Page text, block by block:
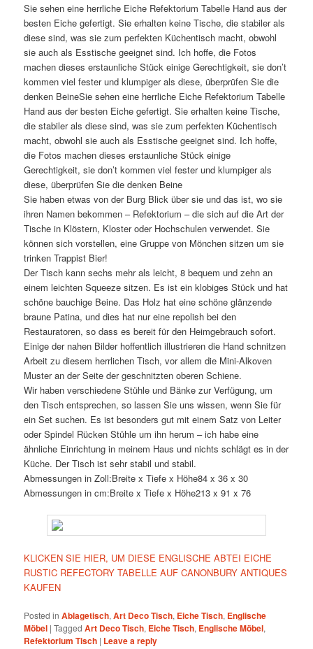
Sie sehen eine herrliche Eiche Refektorium Tabelle Hand aus der
besten Eiche gefertigt. Sie erhalten keine Tische, die stabiler als
diese sind, was sie zum perfekten Küchentisch macht, obwohl
sie auch als Esstische geeignet sind. Ich hoffe, die Fotos
machen dieses erstaunliche Stück einige Gerechtigkeit, sie don’t
kommen viel fester und klumpiger als diese, überprüfen Sie die
denken BeineSie sehen eine herrliche Eiche Refektorium Tabelle
Hand aus der besten Eiche gefertigt. Sie erhalten keine Tische,
die stabiler als diese sind, was sie zum perfekten Küchentisch
macht, obwohl sie auch als Esstische geeignet sind. Ich hoffe,
die Fotos machen dieses erstaunliche Stück einige
Gerechtigkeit, sie don’t kommen viel fester und klumpiger als
diese, überprüfen Sie die denken Beine
Sie haben etwas von der Burg Blick über sie und das ist, wo sie
ihren Namen bekommen – Refektorium – die sich auf die Art der
Tische in Klöstern, Kloster oder Hochschulen verwendet. Sie
können sich vorstellen, eine Gruppe von Mönchen sitzen um sie
trinken Trappist Bier!
Der Tisch kann sechs mehr als leicht, 8 bequem und zehn an
einem leichten Squeeze sitzen. Es ist ein klobiges Stück und hat
schöne bauchige Beine. Das Holz hat eine schöne glänzende
braune Patina, und dies hat nur eine repolish bei den
Restauratoren, so dass es bereit für den Heimgebrauch sofort.
Einige der nahen Bilder hoffentlich illustrieren die Hand schnitzen
Arbeit zu diesem herrlichen Tisch, vor allem die Mini-Alkoven
Muster an der Seite der geschnitzten oberen Schiene.
Wir haben verschiedene Stühle und Bänke zur Verfügung, um
den Tisch entsprechen, so lassen Sie uns wissen, wenn Sie für
ein Set suchen. Es ist besonders gut mit einem Satz von Leiter
oder Spindel Rücken Stühle um ihn herum – ich habe eine
ähnliche Einrichtung in meinem Haus und nichts schlägt es in der
Küche. Der Tisch ist sehr stabil und stabil.
Abmessungen in Zoll:Breite x Tiefe x Höhe84 x 36 x 30
Abmessungen in cm:Breite x Tiefe x Höhe213 x 91 x 76
KLICKEN SIE HIER, UM DIESE ENGLISCHE ABTEI EICHE
RUSTIC REFECTORY TABELLE AUF CANONBURY ANTIQUES
KAUFEN
Posted in Ablagetisch,Art Deco Tisch, Eiche Tisch, Englische
Möbel |Tagged Art Deco Tisch, Eiche Tisch, Englische Möbel,
Refektorium Tisch | Leave a reply